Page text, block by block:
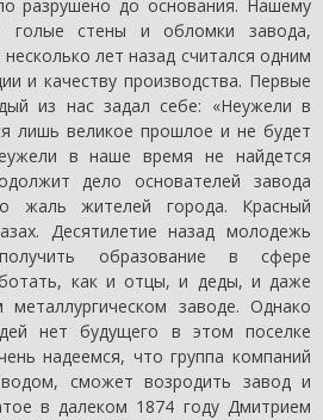
разрушено до основания. Нашему
голые стены и обломки завода,
лет назад считался одним
и качеству производства. Первые
из нас задал себе: «Неужели в
лишь великое прошлое и не будет
в наше время не найдется
дело основателей завода
жаль жителей города. Красный
Десятилетие назад молодежь
образование в сфере
как и отцы, и деды, и даже
заводе. Однако
нет будущего в этом поселке
надеемся, что группа компаний
сможет возродить завод и
в далеком 1874 году Дмитрием